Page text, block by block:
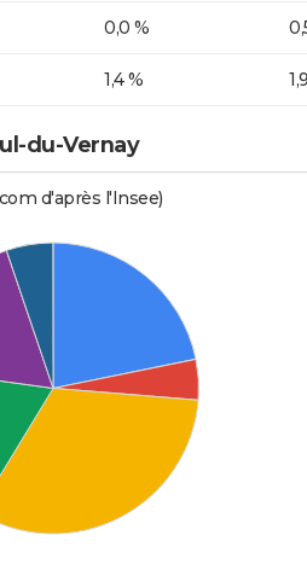
0,0 %
1,4 %
du-Vernay
d'après l'Insee)